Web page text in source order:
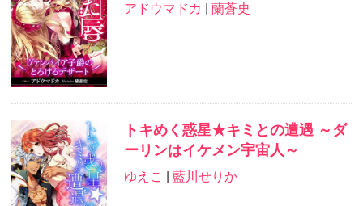
アドウマドカ 蘭蒼史
トキめく惑星★キミとの遭遇 ～ダ
ーリンはイケメン宇宙人～
ゆえこ 藍川せりか